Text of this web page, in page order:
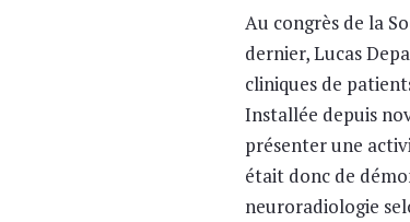
Au congrès de la
dernier, Lucas
cliniques de
Installée depuis
présenter une
était donc de
neuroradiologie